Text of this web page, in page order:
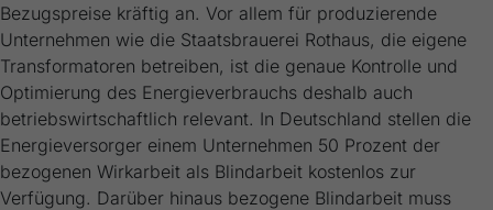
Bezugspreise kräftig an. Vor allem für produzierende
Unternehmen wie die Staatsbrauerei Rothaus, die eigene
Transformatoren betreiben, ist die genaue Kontrolle und
Optimierung des Energieverbrauchs deshalb auch
betriebswirtschaftlich relevant. In Deutschland stellen die
Energieversorger einem Unternehmen 50 Prozent der
bezogenen Wirkarbeit als Blindarbeit kostenlos zur
Verfügung. Darüber hinaus bezogene Blindarbeit muss